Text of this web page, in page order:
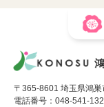
〒365-8601 埼玉県鴻
電話番号：048-541-